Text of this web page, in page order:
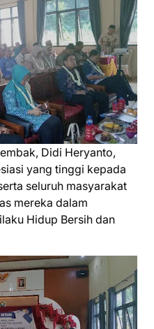
Didi Heryanto,
yang tinggi kepada
seluruh masyarakat
mereka dalam
Hidup Bersih dan